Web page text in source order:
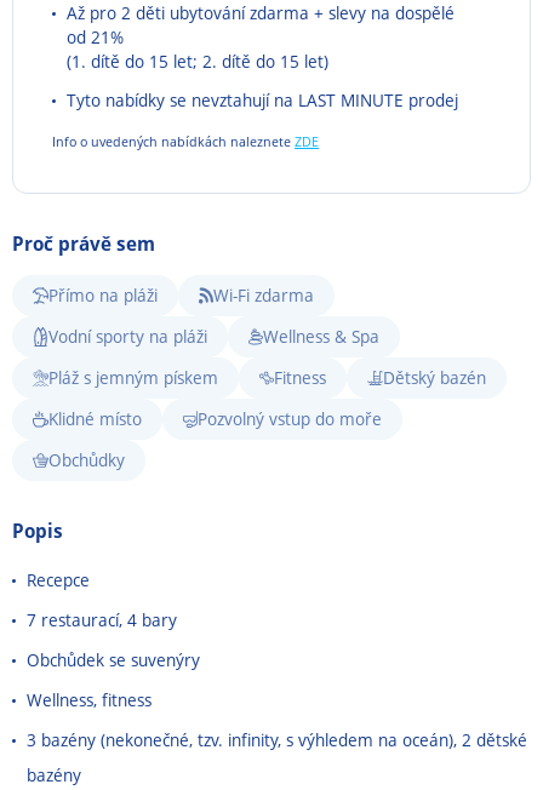
Až pro 2 děti ubytování zdarma + slevy na dospělé
od 21%
(1. dítě do 15 let; 2. dítě do 15 let)
Tyto nabídky se nevztahují na LAST MINUTE prodej
Info o uvedených nabídkách naleznete ZDE
Proč právě sem
Přímo na pláži
Wi-Fi zdarma
Vodní sporty na pláži
Wellness & Spa
Pláž s jemným pískem
Fitness
Dětský bazén
Klidné místo
Pozvolný vstup do moře
Obchůdky
Popis
Recepce
7 restaurací, 4 bary
Obchůdek se suvenýry
Wellness, fitness
3 bazény (nekonečné, tzv. infinity, s výhledem na oceán), 2 dětské
bazény